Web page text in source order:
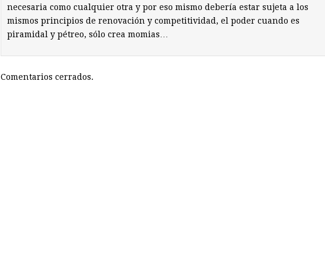
necesaria como cualquier otra y por eso mismo debería estar sujeta a los
mismos principios de renovación y competitividad, el poder cuando es
piramidal y pétreo, sólo crea momias…
Comentarios cerrados.